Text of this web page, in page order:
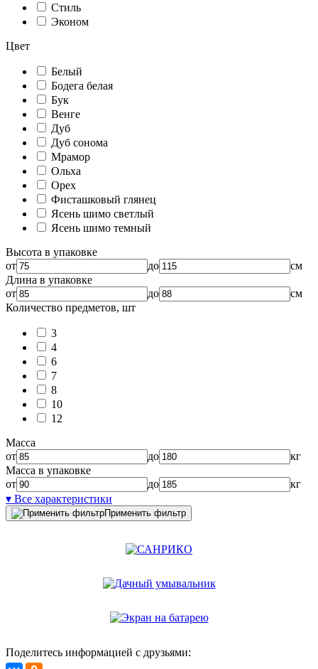
Стиль
Эконом
Цвет
Белый
Бодега белая
Бук
Венге
Дуб
Дуб сонома
Мрамор
Ольха
Орех
Фисташковый глянец
Ясень шимо светлый
Ясень шимо темный
Высота в упаковке
от
до
см
Длина в упаковке
от
до
см
Количество предметов, шт
3
4
6
7
8
10
12
Масса
от
до
кг
Масса в упаковке
от
до
кг
▾ Все характеристики
Применить фильтр
Поделитесь информацией с друзьями: